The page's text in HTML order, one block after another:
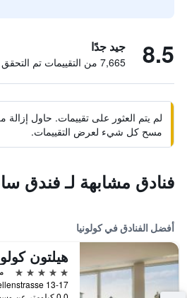
8.5 جيد جدًا
7,665 من التقييمات تم التحقق منها
لم يتم العثور على تقييمات. حاول إزالة
مسح كل شيء لعرض التقييمات.
فنادق مشابهة لـ فندق
أفضل الفنادق في كولونيا
هيلتون
5 نجوم